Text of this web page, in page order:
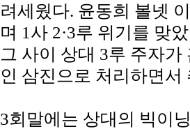
려세웠다. 윤동희 볼넷
며 1사 2·3루 위기를 맞
그 사이 상대 3루 주자
인 삼진으로 처리하면서
3회말에는 상대의 빅이